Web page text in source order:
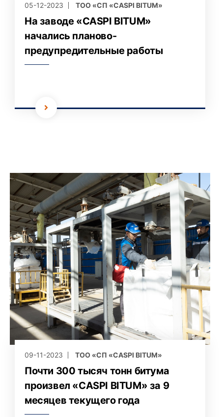
05-12-2023 ТОО «СП «CASPI BITUM»
На заводе «CASPI BITUM»
начались планово-
предупредительные работы
09-11-2023 ТОО «СП «CASPI BITUM»
Почти 300 тысяч тонн битума
произвел «CASPI BITUM» за 9
месяцев текущего года